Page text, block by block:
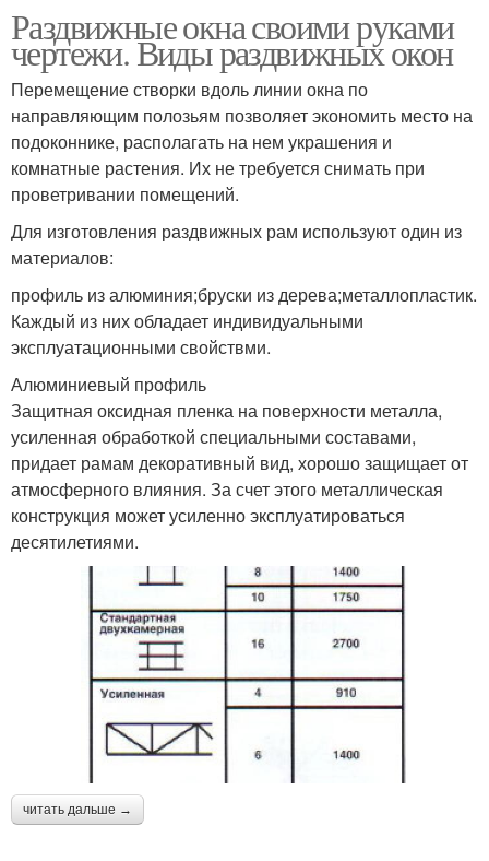
Раздвижные окна своими руками
чертежи. Виды раздвижных окон
Перемещение створки вдоль линии окна по
направляющим полозьям позволяет экономить место на
подоконнике, располагать на нем украшения и
комнатные растения. Их не требуется снимать при
проветривании помещений.
Для изготовления раздвижных рам используют один из
материалов:
профиль из алюминия;бруски из дерева;металлопластик.
Каждый из них обладает индивидуальными
эксплуатационными свойствми.
Алюминиевый профиль
Защитная оксидная пленка на поверхности металла,
усиленная обработкой специальными составами,
придает рамам декоративный вид, хорошо защищает от
атмосферного влияния. За счет этого металлическая
конструкция может усиленно эксплуатироваться
десятилетиями.
читать дальше →